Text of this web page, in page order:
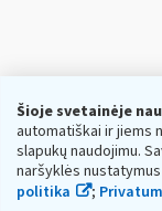
Šioje svetainėje
automatiškai ir jiems
slapukų naudojimu.
naršyklės
politika
;